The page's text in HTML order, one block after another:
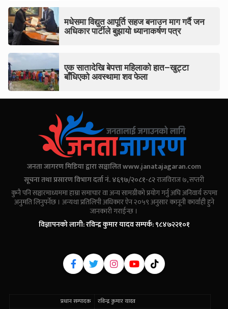
मधेसमा विद्युत आपूर्ति सहज बनाउन माग गर्दै जन
अधिकार पार्टीले बुझायो ध्यानाकर्षण पत्र
एक सातादेखि बेपत्ता महिलाको हात–खुट्टा
बाँधिएको अवस्थामा शव फेला
जनता जागरण मिडिया द्वारा सञ्चालितwww.janatajagaran.com
सूचना तथा प्रसारण विभाग दर्ता नं. ४६९७/२०८१-८२राजविराज ७, सप्तरी
कुनै पनि सञ्चारमाध्यममा हाम्रा समाचार वा अन्य सामग्रीको प्रयोग गर्नु अघि अनिवार्य रुपमा
अनुमति लिनुपर्नेछ । अन्यथा प्रतिलिपी अधिकार ऐन २०५९ अनुसार कानूनी कार्वाही हुने
जानकारी गराईन्छ ।
विज्ञापनको लागी: रविन्द्र कुमार यादव सम्पर्क: ९८४७२२१०१
प्रधान सम्पादक रविन्द्र कुमार यादव